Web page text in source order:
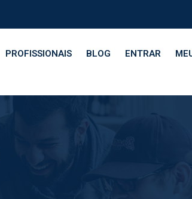
PROFISSIONAIS BLOG ENTRAR